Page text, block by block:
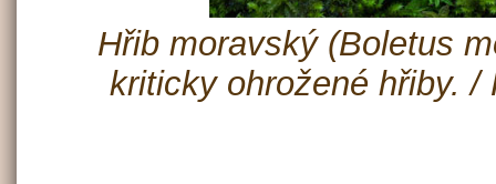
Hřib moravský (Boletus
kriticky ohrožené hřiby. /